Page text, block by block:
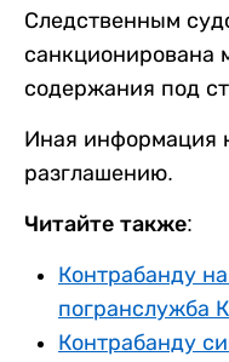
Следственным
санкционирована
содержания под
Иная информация
разглашению.
Читайте также:
Контрабанду
погранслужба
Контрабанду